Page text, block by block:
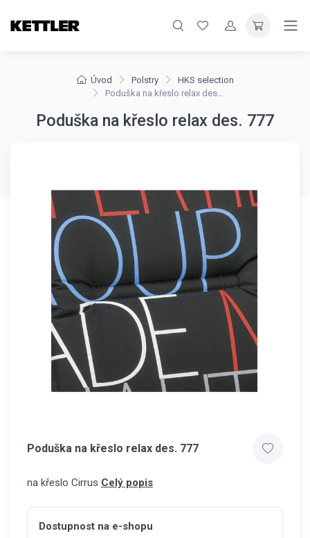
Úvod Polstry
HKS selection
Poduška na křeslo relax des. 777
Poduška na křeslo relax des. 777
Poduška na křeslo relax des. 777
na křeslo Cirrus Celý popis
Dostupnost na e-shopu